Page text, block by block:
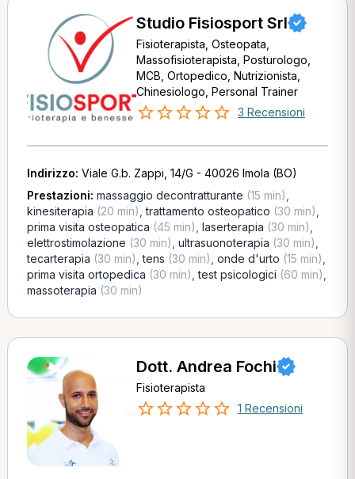
Studio Fisiosport Srl
Fisioterapista, Osteopata,
Massofisioterapista, Posturologo,
MCB, Ortopedico, Nutrizionista,
Chinesiologo, Personal Trainer
3 Recensioni
Indirizzo: Viale G.b. Zappi, 14/G - 40026 Imola (BO)
Prestazioni: massaggio decontratturante (15 min)
kinesiterapia (20 min) ,trattamento osteopatico (30 min)
prima visita osteopatica (45 min) laserterapia (30 min)
elettrostimolazione (30 min) ultrasuonoterapia (30 min)
tecarterapia (30 min) ,tens (30 min) onde d'urto (15 min)
prima visita ortopedica (30 min) ,test psicologici (60 min)
massoterapia (30 min)
Dott. Andrea Fochi
Fisioterapista
1 Recensioni